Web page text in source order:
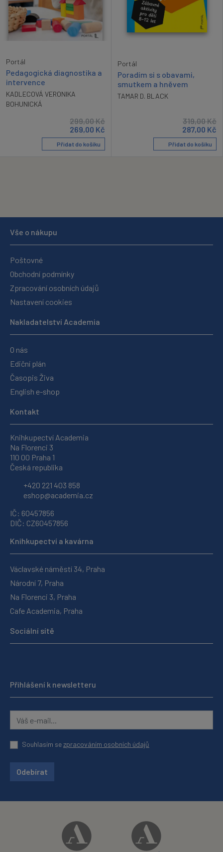
Portál
Pedagogická diagnostika a
intervence
KADLECOVÁ VERONIKA
BOHUNICKÁ
299,00Kč
269,00 Kč
Přidat do košíku
Portál
Poradím si s obavami,
smutkem a hněvem
TAMAR D. BLACK
319,00Kč
287,00 Kč
Přidat do košíku
Vše o nákupu
Poštovné
Obchodní podmínky
Zpracování osobních údajů
Nastavení cookies
Nakladatelství Academia
O nás
Ediční plán
Časopis Živa
English e-shop
Kontakt
Knihkupectví Academia
Na Florenci 3
110 00 Praha 1
Česká republika
+420 221 403 858
eshop@academia.cz
IČ: 60457856
DIČ: CZ60457856
Knihkupectví a kavárna
Václavské náměstí 34, Praha
Národní 7, Praha
Na Florenci 3, Praha
Cafe Academia, Praha
Sociální sítě
Přihlášení k newsletteru
Souhlasím sezpracováním osobních údajů
Odebírat